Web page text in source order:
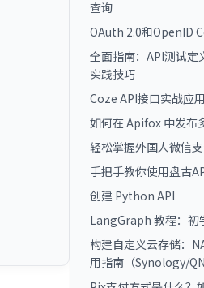
查询
OAuth 2.0和OpenID
全面指南：API测试定
实践技巧
Coze API接口实战应用
如何在 Apifox 中发布
轻松掌握外国人微信
手把手教你使用盘古
创建 Python API
LangGraph 教程：初
构建自定义云存储：
用指南（Synology/